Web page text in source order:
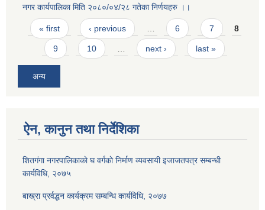
नगर कार्यपालिका मिति २०८०/०४/२८ गतेका निर्णयहरु ।।
Pages
« first ‹ previous … 6 7 8
9 10 … next › last »
अन्य
ऐन, कानुन तथा निर्देशिका
शितगंगा नगरपालिकाकाे घ वर्गकाे निर्माण व्यवसायी इजाजतपत्र सम्बन्धी
कार्यविधि, २०७५
बाख्रा प्रर्वद्धन कार्यक्रम सम्बन्धि कार्यविधि, २०७७